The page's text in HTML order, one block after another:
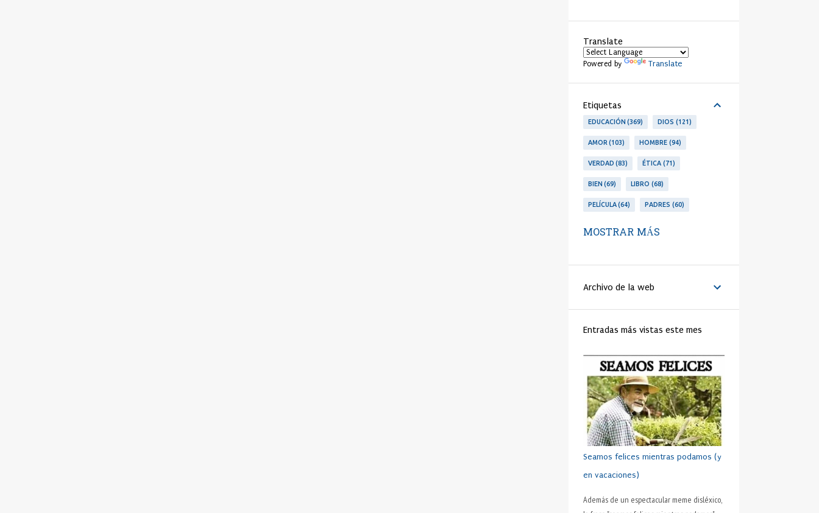
Translate
Powered by Translate
Etiquetas
EDUCACIÓN 369 DIOS 121
AMOR 103 HOMBRE 94
VERDAD 83 ÉTICA 71
BIEN 69 LIBRO 68
PELÍCULA 64 PADRES 60
PERSONA
BENEDICTO XVI 44
MATRIMONIO 44
RELIGIÓN 41 FAMILIA 40
TRABAJO 40 JÓVENES 39
IGLESIA 37 MORAL 37
SHAKESPEARE 35 DINERO 35
CRISTIANISMO 34 HUMANO 34
PRUDENCIA 34 METÁFORA 33
32 ADOLESCENTE 31
HOMBRES 31
MOSTRAR MÁS
Archivo de la web
Entradas más vistas este mes
Seamos felices mientras podamos (y
en vacaciones)
Además de un espectacular meme disléxico,